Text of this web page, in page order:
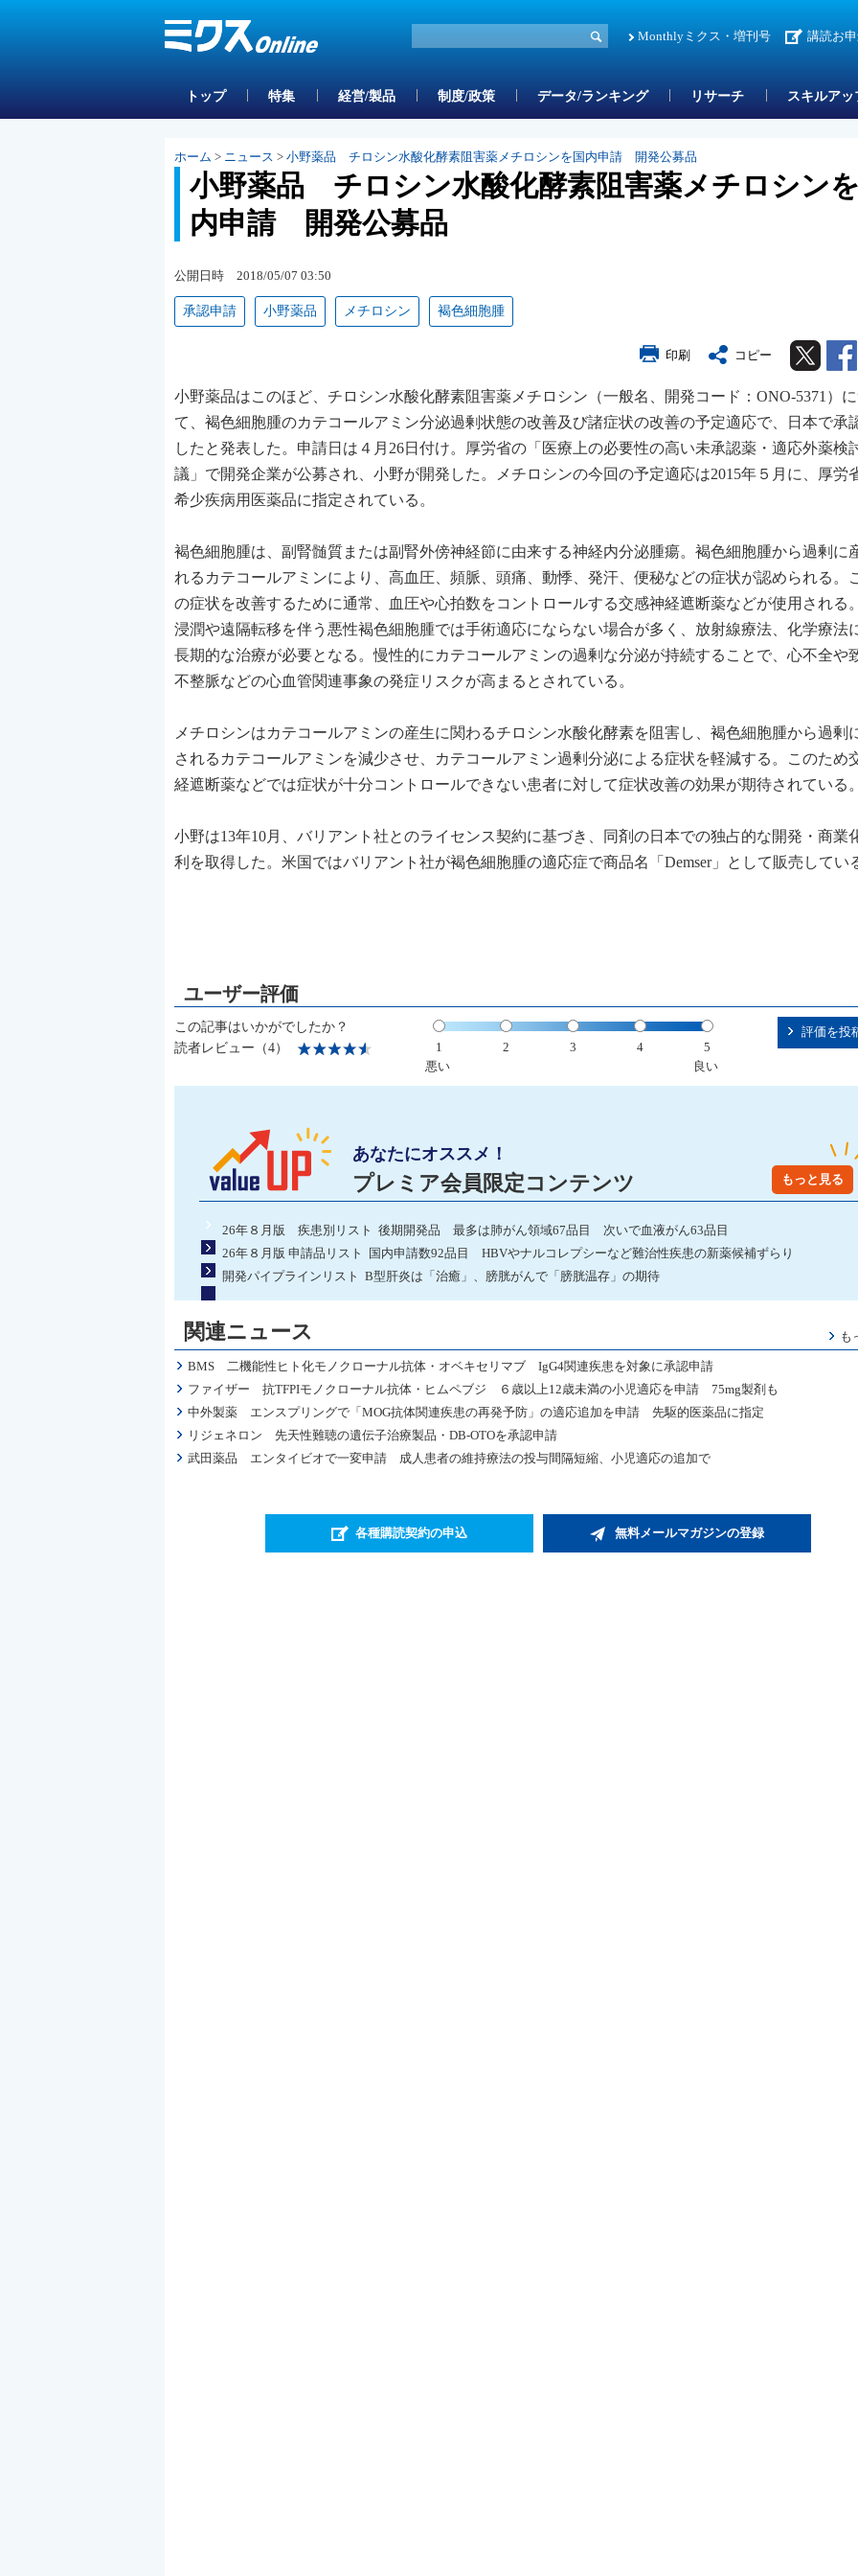
Monthlyミクス・増刊号 講読お
トップ 特集 経営/製品 制度/政策 データ/ランキング リサーチ スキルア
ホーム > ニュース > 小野薬品 チロシン水酸化酵素阻害薬メチロシンを国内申請 開発公募品
小野薬品 チロシン水酸化酵素阻害薬メチロシン
内申請 開発公募品
公開日時 2018/05/07 03:50
承認申請 小野薬品 メチロシン 褐色細胞腫
印刷 コピー Twitter
小野薬品はこのほど、チロシン水酸化酵素阻害薬メチロシン（一般名、開発コード：ONO-5371）
て、褐色細胞腫のカテコールアミン分泌過剰状態の改善及び諸症状の改善の予定適応で、日本で承
したと発表した。申請日は４月26日付け。厚労省の「医療上の必要性の高い未承認薬・適応外薬検
議」で開発企業が公募され、小野が開発した。メチロシンの今回の予定適応は2015年５月に、厚労
希少疾病用医薬品に指定されている。
褐色細胞腫は、副腎髄質または副腎外傍神経節に由来する神経内分泌腫瘍。褐色細胞腫から過剰に
れるカテコールアミンにより、高血圧、頻脈、頭痛、動悸、発汗、便秘などの症状が認められる。
の症状を改善するために通常、血圧や心拍数をコントロールする交感神経遮断薬などが使用される
浸潤や遠隔転移を伴う悪性褐色細胞腫では手術適応にならない場合が多く、放射線療法、化学療法
長期的な治療が必要となる。慢性的にカテコールアミンの過剰な分泌が持続することで、心不全や
不整脈などの心血管関連事象の発症リスクが高まるとされている。
メチロシンはカテコールアミンの産生に関わるチロシン水酸化酵素を阻害し、褐色細胞腫から過剰
されるカテコールアミンを減少させ、カテコールアミン過剰分泌による症状を軽減する。このため
経遮断薬などでは症状が十分コントロールできない患者に対して症状改善の効果が期待されている。
小野は13年10月、バリアント社とのライセンス契約に基づき、同剤の日本での独占的な開発・商業
利を取得した。米国ではバリアント社が褐色細胞腫の適応症で商品名「Demser」として販売してい
この記事はいかがでしたか？
読者レビュー（4）
1 2 3 4
5
悪い
良い
評価を投
あなたにオススメ！
プレミア会員限定コンテンツ もっと見る
26年８月版 疾患別リスト 後期開発品 最多は肺がん領域67品目 次いで血液がん63品目
26年８月版 申請品リスト 国内申請数92品目 HBVやナルコレプシーなど難治性疾患の新薬候補ずらり
開発パイプラインリスト B型肝炎は「治癒」、膀胱がんで「膀胱温存」の期待
関連ニュース も
BMS 二機能性ヒト化モノクローナル抗体・オベキセリマブ IgG4関連疾患を対象に承認申請
ファイザー 抗TFPIモノクローナル抗体・ヒムペブジ ６歳以上12歳未満の小児適応を申請 75mg製剤も
中外製薬 エンスプリングで「MOG抗体関連疾患の再発予防」の適応追加を申請 先駆的医薬品に指定
リジェネロン 先天性難聴の遺伝子治療製品・DB-OTOを承認申請
武田薬品 エンタイビオで一変申請 成人患者の維持療法の投与間隔短縮、小児適応の追加で
各種購読契約の申込 無料メールマガジンの登録